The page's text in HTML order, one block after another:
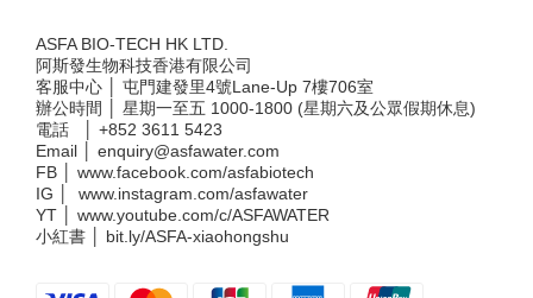
ASFA BIO-TECH HK LTD.
阿斯發生物科技香港有限公司
客服中心 │ 屯門建發里4號Lane-Up 7樓706室
辦公時間 │ 星期一至五 1000-1800 (星期六及公眾假期休息)
電話 │ +852 3611 5423
Email │ enquiry@asfawater.com
FB │ www.facebook.com/asfabiotech
IG │ www.instagram.com/asfawater
YT │ www.youtube.com/c/ASFAWATER
小紅書 │ bit.ly/ASFA-xiaohongshu